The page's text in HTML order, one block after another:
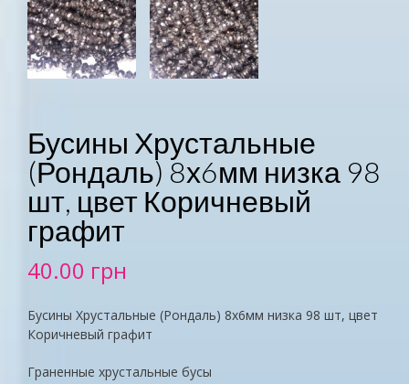
Бусины Хрустальные
(Рондаль) 8х6мм низка 98
шт, цвет Коричневый
графит
40.00 грн
Бусины Хрустальные (Рондаль) 8х6мм низка 98 шт, цвет
Коричневый графит
Граненные хрустальные бусы